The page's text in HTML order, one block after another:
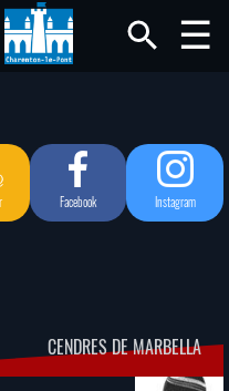
Facebook Instagram
CENDRES DE MARBELLA